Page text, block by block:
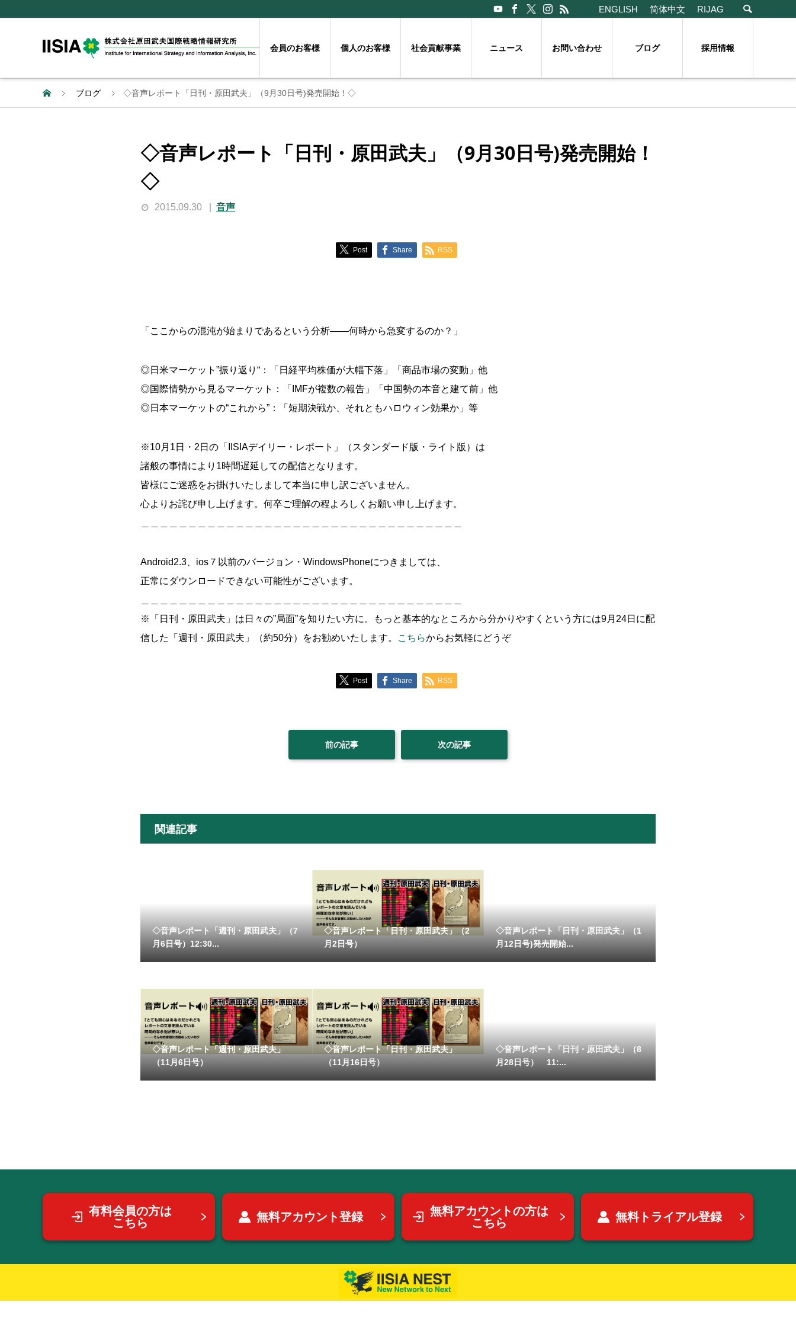
ENGLISH 简体中文 RIJAG
会員のお客様 個人のお客様 社会貢献事業 ニュース お問い合わせ ブログ 採用情報
ブログ ◇音声レポート「日刊・原田武夫」（9月30日号)発売開始！◇
◇音声レポート「日刊・原田武夫」（9月30日号)発売開始！
◇
2015.09.30 音声
Post Share RSS
「ここからの混沌が始まりであるという分析――何時から急変するのか？」
◎日米マーケット”振り返り“：「日経平均株価が大幅下落」「商品市場の変動」他
◎国際情勢から見るマーケット：「IMFが複数の報告」「中国勢の本音と建て前」他
◎日本マーケットの“これから”：「短期決戦か、それともハロウィン効果か」等
※10月1日・2日の「IISIAデイリー・レポート」（スタンダード版・ライト版）は
諸般の事情により1時間遅延しての配信となります。
皆様にご迷惑をお掛けいたしまして本当に申し訳ございません。
心よりお詫び申し上げます。何卒ご理解の程よろしくお願い申し上げます。
Android2.3、ios７以前のバージョン・WindowsPhoneにつきましては、
正常にダウンロードできない可能性がございます。
※「日刊・原田武夫」は日々の”局面”を知りたい方に。もっと基本的なところから分かりやすくという方には9月24日に配
信した「週刊・原田武夫」（約50分）をお勧めいたします。
こちらからお気軽にどうぞ
Post Share RSS
前の記事 次の記事
関連記事
◇音声レポート「週刊・原田武夫」（7
月6日号）12:30...
◇音声レポート「日刊・原田武夫」（2
月2日号）
◇音声レポート「日刊・原田武夫」（1
月12日号)発売開始...
◇音声レポート「週刊・原田武夫」
（11月6日号）
◇音声レポート「日刊・原田武夫」
（11月16日号）
◇音声レポート「日刊・原田武夫」（8
月28日号） 11:...
有料会員の方は
こちら
無料アカウント登録
無料アカウントの方は
こちら
無料トライアル登録